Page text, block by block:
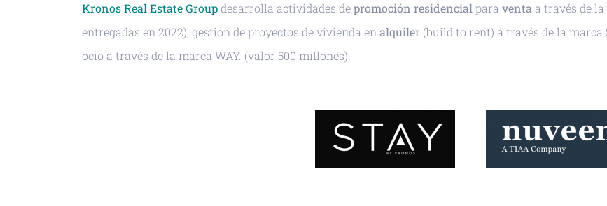
Kronos Real Estate Groupdesarrolla actividades depromoción residencial para venta a través de
entregadas en 2022), gestión de proyectos de vivienda en alquiler (build to rent) a través de la marca
ocio a través de la marca WAY. (valor 500 millones).